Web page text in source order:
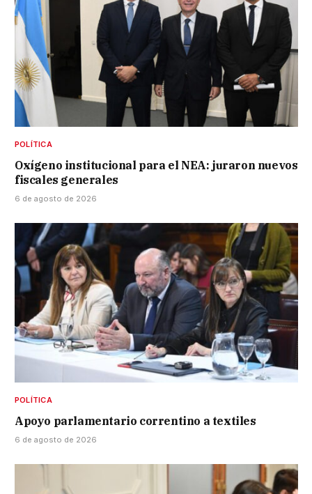
POLÍTICA
Oxígeno institucional para el NEA: juraron nuevos
fiscales generales
6 de agosto de 2026
POLÍTICA
Apoyo parlamentario correntino a textiles
6 de agosto de 2026